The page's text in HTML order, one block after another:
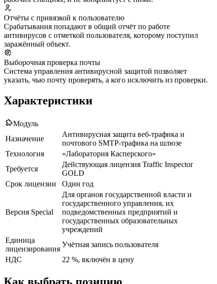
Отчёты с привязкой к пользователю
Срабатывания попадают в общий отчёт по работе
антивирусов с отметкой пользователя, которому поступил
заражённый объект.
Выборочная проверка почты
Система управления антивирусной защитой позволяет
указать, чью почту проверять, а кого исключить из проверки.
Характеристики
Модуль
Назначение
Антивирусная защита веб-трафика и
почтового SMTP-трафика на шлюзе
Технология
«Лаборатория Касперского»
Требуется
Действующая лицензия Traffic Inspector
GOLD
Срок лицензии
Один год
Версия Special
Для органов государственной власти и
государственного управления, их
подведомственных предприятий и
государственных образовательных
учреждений
Единица
лицензирования
Учётная запись пользователя
НДС
22 %, включён в цену
Как выбрать позицию